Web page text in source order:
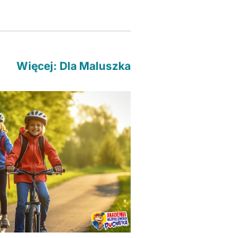
Więcej: Dla Maluszka